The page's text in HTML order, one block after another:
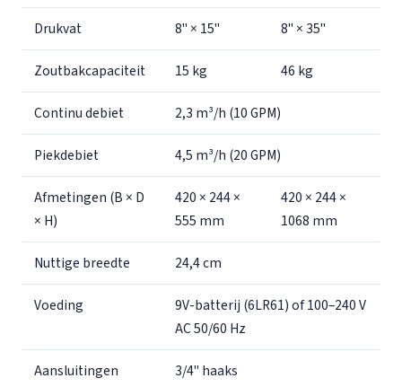
Drukvat 8" × 15" 8" × 35"
Zoutbakcapaciteit 15 kg 46 kg
Continu debiet 2,3 m³/h (10 GPM)
Piekdebiet 4,5 m³/h (20 GPM)
Afmetingen (B × D
× H)
420 × 244 ×
555 mm
420 × 244 ×
1068 mm
Nuttige breedte 24,4 cm
Voeding
9V-batterij (6LR61) of 100–240 V
AC 50/60 Hz
Aansluitingen 3/4" haaks